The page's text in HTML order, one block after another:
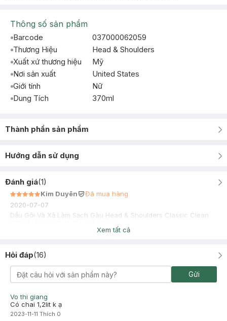
Thông số sản phẩm
Barcode
037000062059
Thương Hiệu
Head & Shoulders
Xuất xứ thương hiệu
Mỹ
Nơi sản xuất
United States
Giới tính
Nữ
Dung Tích
370ml
Thành phần sản phẩm
Hướng dẫn sử dụng
Đánh giá(1)
Kim Duyên
Đã mua hàng
2020-07-07
Dầu Gội Và Xả Làm Sạch Gàu Head & Shoulders Classic Clean
Xem tất cả
Hỏi đáp(16)
Gửi
Vo thi giang
Có chai 1,2lit k ạ
2023-11-11 Thích 0